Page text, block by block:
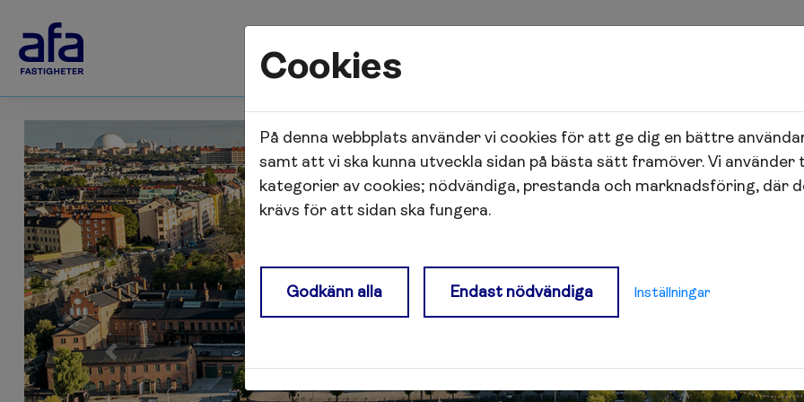
Cookies
På denna webbplats använder vi cookies för att ge dig en bättre
samt att vi ska kunna utveckla sidan på bästa sätt framöver. Vi använder
kategorier av cookies; nödvändiga, prestanda och marknadsföring, där
krävs för att sidan ska fungera.
Godkänn alla Endast nödvändiga Inställningar